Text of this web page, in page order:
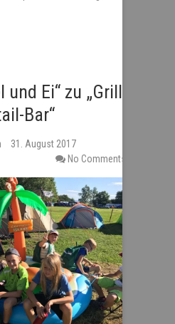
und Ei“ zu „Grill
Bar“
31. August 2017
No Comments